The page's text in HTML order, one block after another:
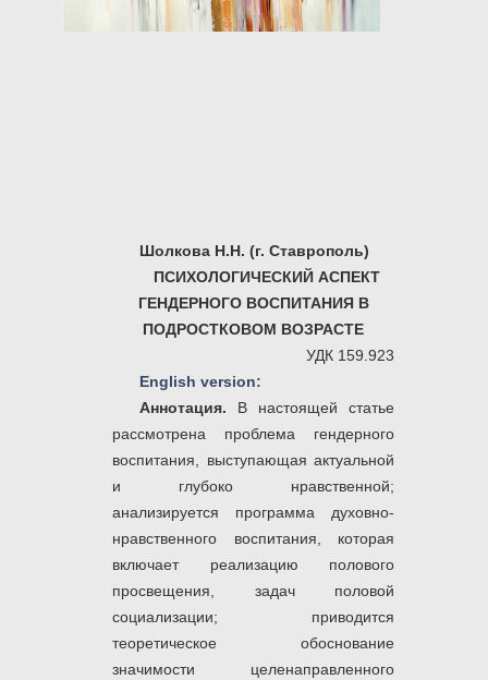
Шолкова Н.Н. (г. Ставрополь)
ПСИХОЛОГИЧЕСКИЙ АСПЕКТ
ГЕНДЕРНОГО ВОСПИТАНИЯ В
ПОДРОСТКОВОМ ВОЗРАСТЕ
УДК 159.923
English version:
Аннотация. В настоящей статье
рассмотрена проблема гендерного
воспитания, выступающая актуальной
и глубоко нравственной;
анализируется программа духовно-
нравственного воспитания, которая
включает реализацию полового
просвещения, задач половой
социализации; приводится
теоретическое обоснование
значимости целенаправленного